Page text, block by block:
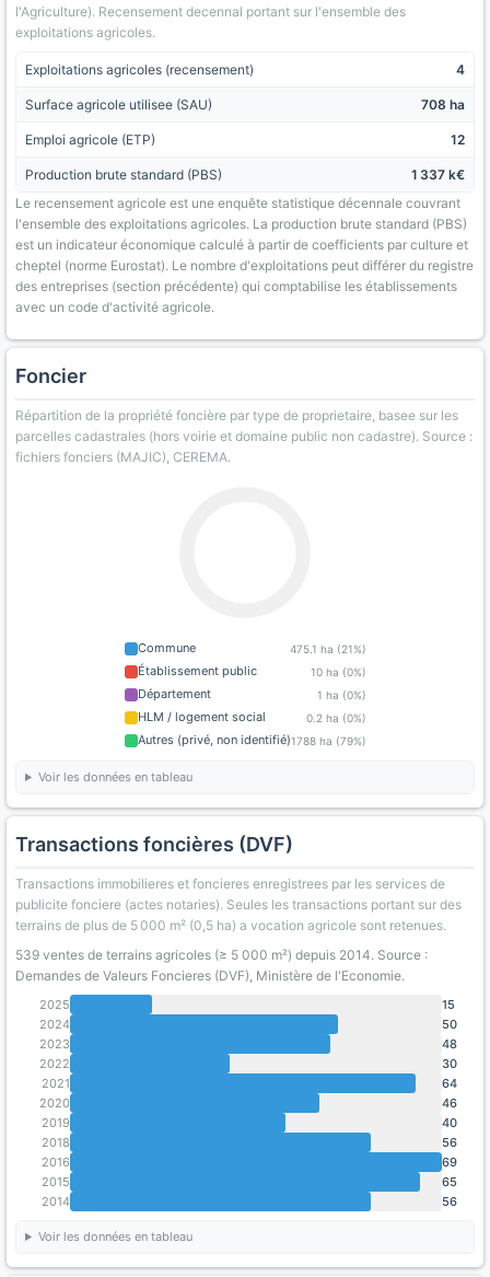
l'Agriculture). Recensement decennal portant sur l'ensemble des
exploitations agricoles.
Exploitations agricoles (recensement) 4
Surface agricole utilisee (SAU) 708 ha
Emploi agricole (ETP) 12
Production brute standard (PBS)
1 337 k€
Le recensement agricole est une enquête statistique décennale couvrant
l'ensemble des exploitations agricoles. La production brute standard (PBS)
est un indicateur économique calculé à partir de coefficients par culture et
cheptel (norme Eurostat). Le nombre d'exploitations peut différer du registre
des entreprises (section précédente) qui comptabilise les établissements
avec un code d'activité agricole.
Foncier
Répartition de la propriété foncière par type de proprietaire, basee sur les
parcelles cadastrales (hors voirie et domaine public non cadastre). Source :
fichiers fonciers (MAJIC), CEREMA.
Commune 475.1 ha (21%)
Établissement public 10 ha (0%)
Département 1 ha (0%)
HLM / logement social 0.2 ha (0%)
Autres (privé, non identifié)1788 ha (79%)
Voir les données en tableau
Transactions foncières (DVF)
Transactions immobilieres et foncieres enregistrees par les services de
publicite fonciere (actes notaries). Seules les transactions portant sur des
terrains de plus de 5 000 m² (0,5 ha) a vocation agricole sont retenues.
539 ventes de terrains agricoles (≥ 5 000 m²) depuis 2014. Source :
Demandes de Valeurs Foncieres (DVF), Ministère de l'Economie.
2025
15
2024
50
2023
48
2022
30
2021
64
2020
46
2019
40
2018
56
2016
69
2015
65
2014
56
Voir les données en tableau